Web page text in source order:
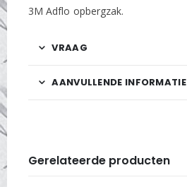
3M Adflo opbergzak.
VRAAG
AANVULLENDE INFORMATIE
Gerelateerde producten